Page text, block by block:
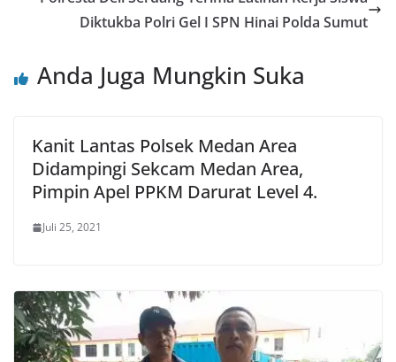
Diktukba Polri Gel I SPN Hinai Polda Sumut
Anda Juga Mungkin Suka
Kanit Lantas Polsek Medan Area
Didampingi Sekcam Medan Area,
Pimpin Apel PPKM Darurat Level 4.
Juli 25, 2021